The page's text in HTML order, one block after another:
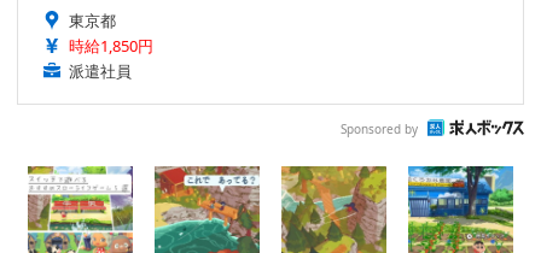
東京都
時給1,850円
派遣社員
Sponsored by